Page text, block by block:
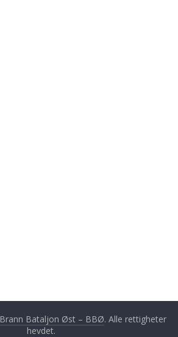
Brann Bataljon Øst – BBØ. Alle rettigheter
hevdet.